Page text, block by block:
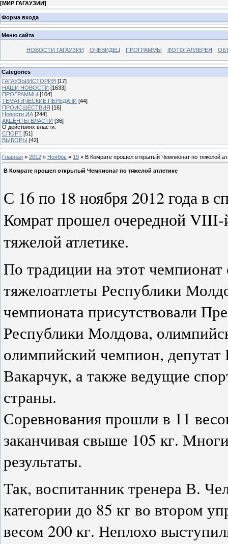
[МИР ГАГАУЗИИ]
Форма входа
Меню сайта
НОВОСТИ ГАГАУЗИИ ОЧЕВИДЕЦ ПРОГРАММЫ ФОТОГАЛЛЕРЕЯ
Categories
ГАГАУЗЫ/ИСТОРИЯ [17]
НАШИ НОВОСТИ [1633]
ПРОГРАММЫ [104]
ТЕМАТИЧЕСКИЕ ПЕРЕДАЧИ [44]
ПРОИСШЕСТВИЯ [16]
Новости ИА [244]
АКЦЕНТЫ ВЛАСТИ [36]
О действиях власти.
СПОРТ [51]
ВЫБОРЫ [42]
Главная » 2012 » Ноябрь » 19 » В Комрате прошел открытый Чемпионат по тяжелой
В Комрате прошел открытый Чемпионат по тяжелой атлетике
С 16 по 18 ноября 2012 года в
Комрат прошел очередной
тяжелой атлетике.
По традиции на этот
тяжелоатлеты Республики
чемпионата присутствовали
Республики Молдова,
олимпийский чемпион,
Вакарчук, а также ведущие
страны.
Соревнования прошли в 11
заканчивая свыше 105 кг.
результаты.
Так, воспитанник тренера В.
категории до 85 кг во втором
весом 200 кг. Неплохо